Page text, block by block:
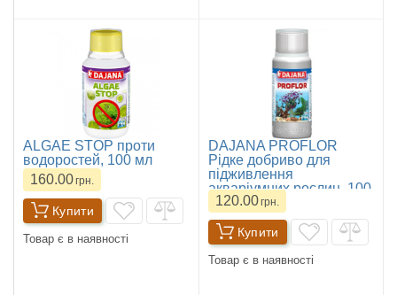
ALGAE STOP проти
водоростей, 100 мл
160.00грн.
Купити
Товар є в наявності
DAJANA PROFLOR
Рідке добриво для
підживлення
акваріумних рослин, 100
мл
120.00грн.
Купити
Товар є в наявності